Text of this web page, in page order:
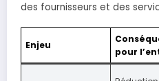
des fournisseurs et des
Enjeu
pour